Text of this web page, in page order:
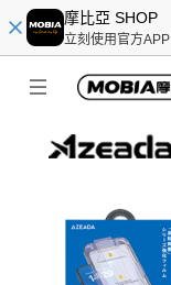
摩比亞 SHOP
立刻使用官方APP